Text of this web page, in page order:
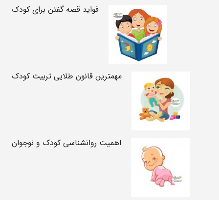
فواید قصه گفتن برای کودک
مهمترین قانون طلایی تربیت کودک
اهمیت روانشناسی کودک و نوجوان